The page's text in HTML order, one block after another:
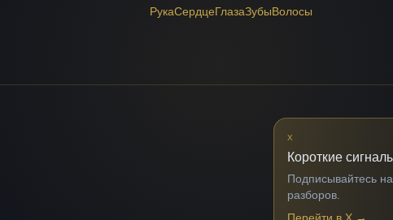
РукаСердцеГлазаЗубыВолосы
X
Короткие
Подписывайтесь
разборов.